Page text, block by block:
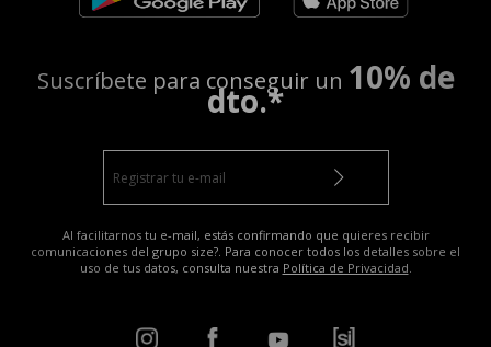
Suscríbete para conseguir un 10% de
dto.*
Al facilitarnos tu e-mail, estás confirmando que quieres recibir
comunicaciones del grupo size?. Para conocer todos los detalles sobre el
uso de tus datos, consulta nuestra Política de Privacidad.